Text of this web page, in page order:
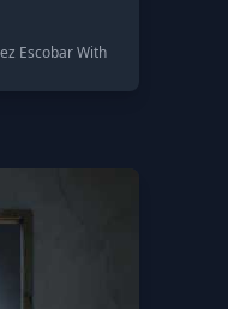
Escobar With